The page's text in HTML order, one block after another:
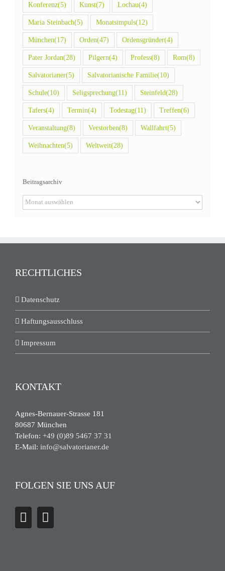
Konferenz(5) Kunst(7) Lochau(4)
Maria Steinbach(5) Monatsimpuls(12)
München(17) Orden(47) Ordensgründer(4)
Pater Jordan(28) Pilgern(4) Profess(8) Rom(8)
Salvatorianer(5) Salvatorianische Familie(10)
Schule(10) Seligsprechung(11) Steinfeld(28)
Tafers(4) Termin(4) Todestag(11) Treffen(6)
Veranstaltung(8) Verstorben(8) Wallfahrt(5)
Weihnachten(5) Weltweit(28)
Beitragsarchiv
Beitragsarchiv
RECHTLICHES
Datenschutz
Haftungsausschluss
Impressum
KONTAKT
Agnes-Bernauer-Strasse 181
80687 München
Telefon: +49 (0)89 5467 37 31
E-Mail: info@salvatorianer.de
FOLGEN SIE UNS AUF